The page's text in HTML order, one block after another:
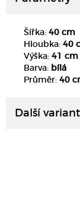
Šířka: 40 cm
Hloubka: 40
Výška: 41 cm
Barva: bílá
Průměr: 40
Další